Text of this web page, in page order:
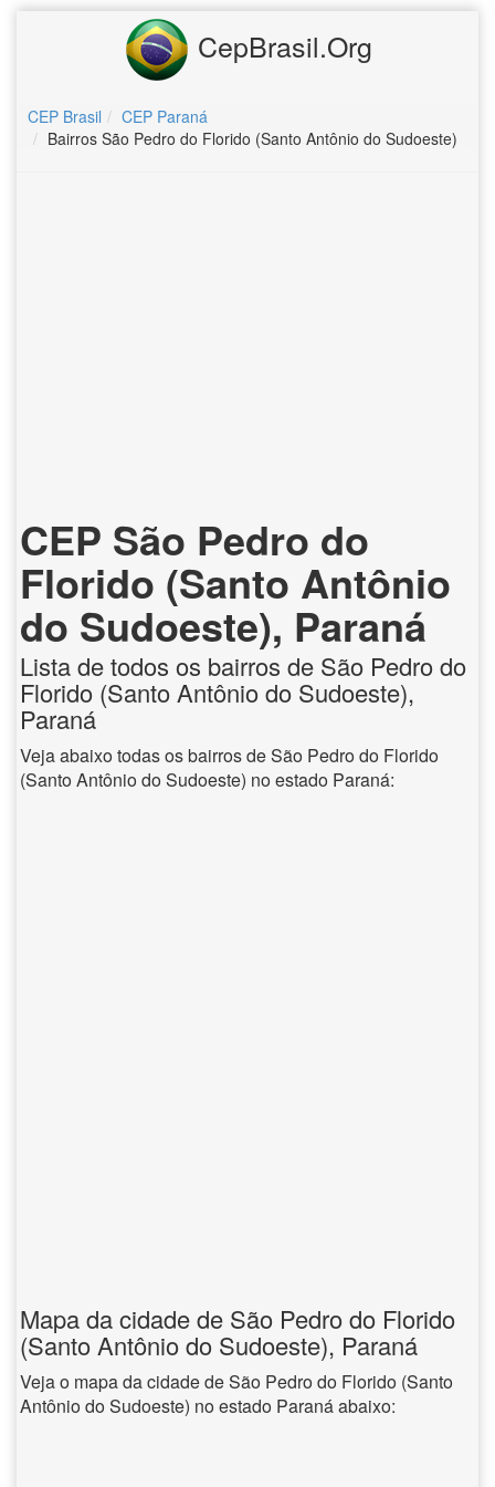
CepBrasil.Org
CEP Brasil
CEP Paraná
Bairros São Pedro do Florido (Santo Antônio do Sudoeste)
CEP São Pedro do
Florido (Santo Antônio
do Sudoeste), Paraná
Lista de todos os bairros de São Pedro do
Florido (Santo Antônio do Sudoeste),
Paraná
Veja abaixo todas os bairros de São Pedro do Florido
(Santo Antônio do Sudoeste) no estado Paraná:
Mapa da cidade de São Pedro do Florido
(Santo Antônio do Sudoeste), Paraná
Veja o mapa da cidade de São Pedro do Florido (Santo
Antônio do Sudoeste) no estado Paraná abaixo: